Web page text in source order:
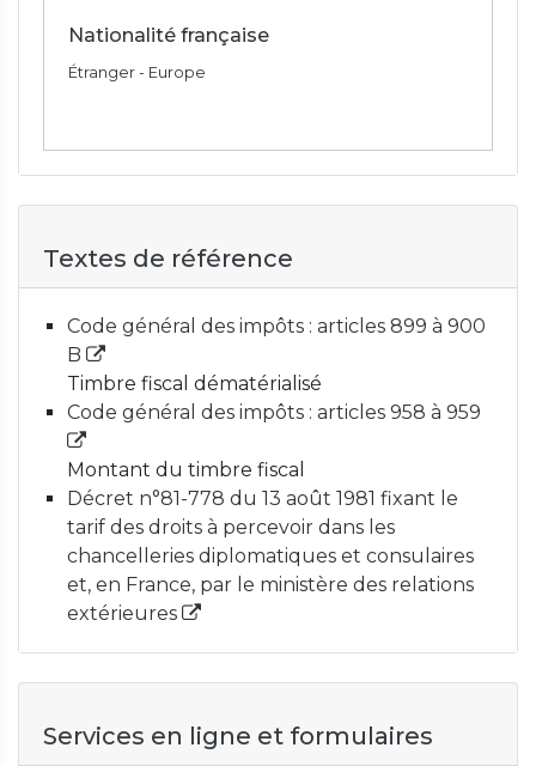
Nationalité française
Étranger - Europe
Textes de référence
Code général des impôts : articles 899 à 900
B
Timbre fiscal dématérialisé
Code général des impôts : articles 958 à 959
Montant du timbre fiscal
Décret n°81-778 du 13 août 1981 fixant le
tarif des droits à percevoir dans les
chancelleries diplomatiques et consulaires
et, en France, par le ministère des relations
extérieures
Services en ligne et formulaires